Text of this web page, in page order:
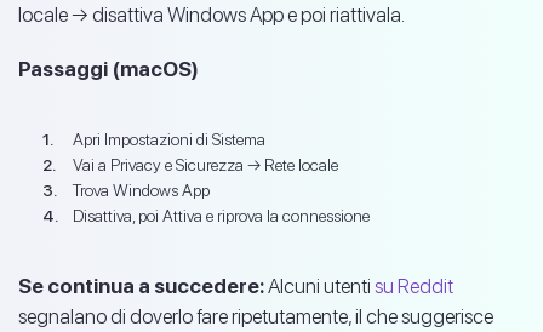
locale → disattiva Windows App e poi riattivala.
Passaggi (macOS)
Apri Impostazioni di Sistema
Vai a Privacy e Sicurezza → Rete locale
Trova Windows App
Disattiva, poi Attiva e riprova la connessione
Se continua a succedere:Alcuni utenti su Reddit
segnalano di doverlo fare ripetutamente, il che suggerisce